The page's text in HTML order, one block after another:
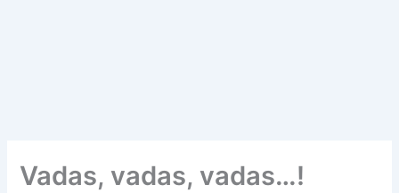
Vadas, vadas, vadas…!